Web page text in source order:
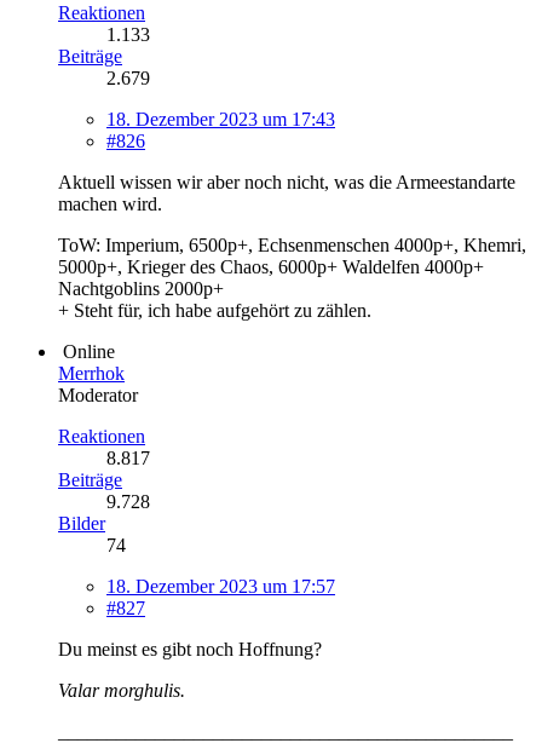
Reaktionen
1.133
Beiträge
2.679
18. Dezember 2023 um 17:43
#826
Aktuell wissen wir aber noch nicht, was die Armeestandarte
machen wird.
ToW: Imperium, 6500p+, Echsenmenschen 4000p+, Khemri,
5000p+, Krieger des Chaos, 6000p+ Waldelfen 4000p+
Nachtgoblins 2000p+
+ Steht für, ich habe aufgehört zu zählen.
Online
Merrhok
Moderator
Reaktionen
8.817
Beiträge
9.728
Bilder
74
18. Dezember 2023 um 17:57
#827
Du meinst es gibt noch Hoffnung?
Valar morghulis.